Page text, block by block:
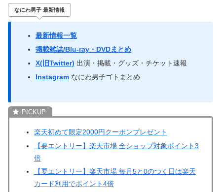
なにわ男子 最新情報
最新情報一覧
掲載雑誌/Blu-ray・DVDまとめ
X(旧Twitter) 出演・掲載・グッズ・チケット速報
Instagramなにわ男子ゴトまとめ
楽天初めて限定2000円クーポンプレゼント
【要エントリー】楽天市場 全ショップ対象ポイント3
倍
【要エントリー】楽天市場 毎月5と0のつく日は楽天
カード利用でポイント4倍